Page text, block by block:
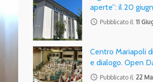
aperte”: il 20
access_time Pubblicato il:11
Centro Mariapoli
e dialogo. Open
access_time Pubblicato il: 22